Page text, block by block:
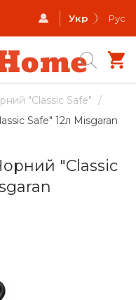
Укр Рус
"Classic Safe" /
Safe" 12л Misgaran
"Classic